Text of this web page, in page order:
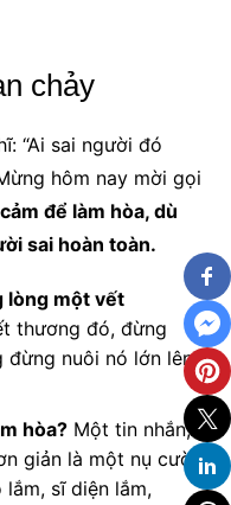
chảy
“Ai sai người đó
hôm nay mời gọi
để làm hòa, dù
sai hoàn toàn.
lòng một vết
thương đó, đừng
đừng nuôi nó lớn lên
hòa?Một tin nhắn,
giản là một nụ cười
lắm, sĩ diện lắm,